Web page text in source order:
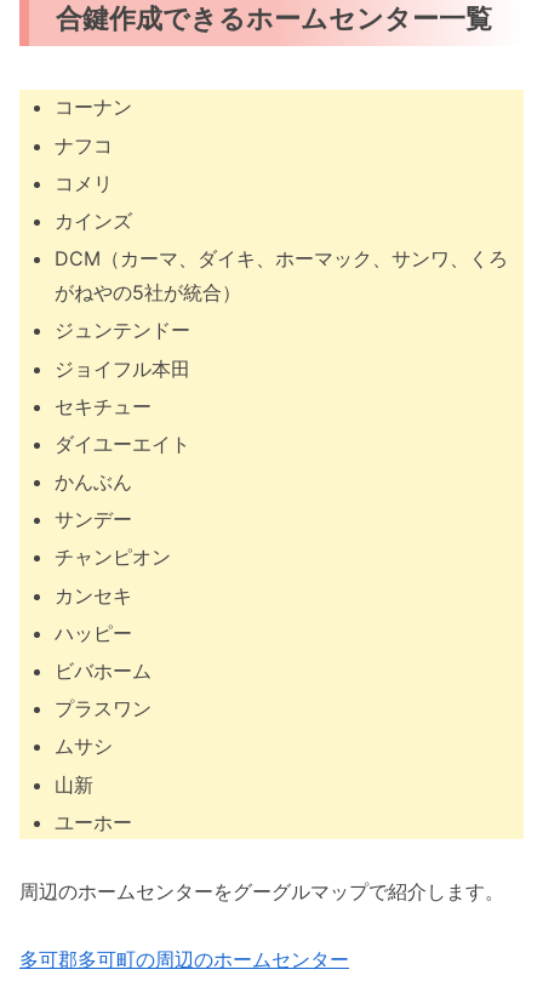
合鍵作成できるホームセンター一覧
コーナン
ナフコ
コメリ
カインズ
DCM（カーマ、ダイキ、ホーマック、サンワ、くろ
がねやの5社が統合）
ジュンテンドー
ジョイフル本田
セキチュー
ダイユーエイト
かんぶん
サンデー
チャンピオン
カンセキ
ハッピー
ビバホーム
プラスワン
ムサシ
山新
ユーホー
周辺のホームセンターをグーグルマップで紹介します。
多可郡多可町の周辺のホームセンター